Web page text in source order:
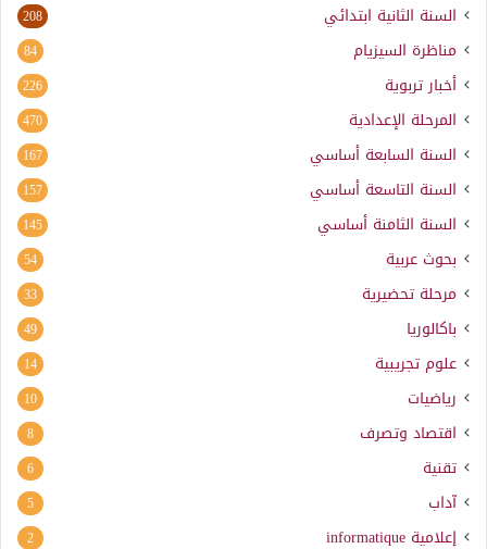
السنة الثانية ابتدائي 208
مناظرة السيزيام 84
أخبار تربوية 226
المرحلة الإعدادية 470
السنة السابعة أساسي 167
السنة التاسعة أساسي 157
السنة الثامنة أساسي 145
بحوث عربية 54
مرحلة تحضيرية 33
باكالوريا 49
علوم تجريبية 14
رياضيات 10
اقتصاد وتصرف 8
تقنية 6
آداب 5
إعلامية informatique
2